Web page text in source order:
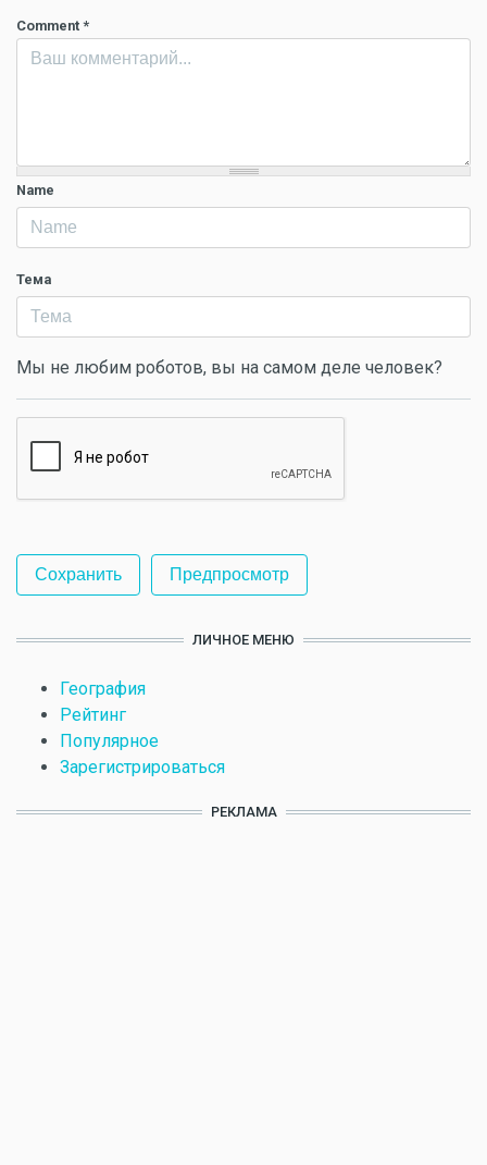
Comment *
Name
Тема
Мы не любим роботов, вы на самом деле человек?
ЛИЧНОЕ МЕНЮ
География
Рейтинг
Популярное
Зарегистрироваться
РЕКЛАМА